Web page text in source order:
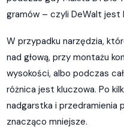
gramów – czyli DeWalt jest
W przypadku narzędzia,
nad głową, przy montażu
wysokości, albo podczas
różnica jest kluczowa. Po
nadgarstka i przedramienia
znacząco mniejsze.